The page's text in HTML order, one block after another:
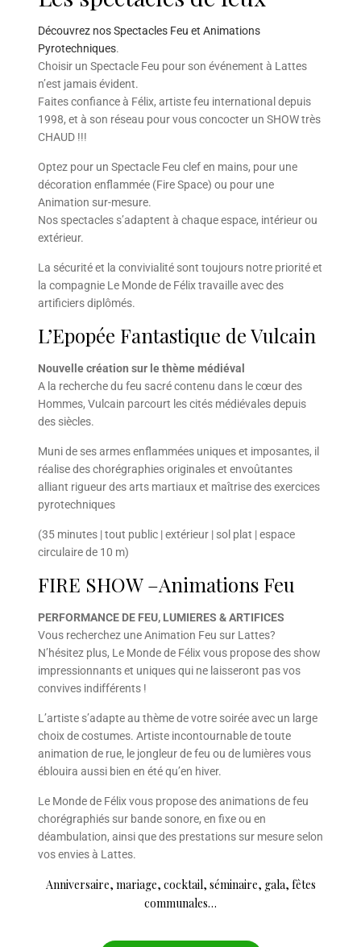
Découvrez nos Spectacles Feu et Animations
Pyrotechniques.
Choisir un Spectacle Feu pour son événement à Lattes
n’est jamais évident.
Faites confiance à Félix, artiste feu international depuis
1998, et à son réseau pour vous concocter un SHOW très
CHAUD !!!
Optez pour un Spectacle Feu clef en mains, pour une
décoration enflammée (Fire Space) ou pour une
Animation sur-mesure.
Nos spectacles s’adaptent à chaque espace, intérieur ou
extérieur.
La sécurité et la convivialité sont toujours notre priorité et
la compagnie Le Monde de Félix travaille avec des
artificiers diplômés.
L’Epopée Fantastique de Vulcain
Nouvelle création sur le thème médiéval
A la recherche du feu sacré contenu dans le cœur des
Hommes, Vulcain parcourt les cités médiévales depuis
des siècles.
Muni de ses armes enflammées uniques et imposantes, il
réalise des chorégraphies originales et envoûtantes
alliant rigueur des arts martiaux et maîtrise des exercices
pyrotechniques
(35 minutes | tout public | extérieur | sol plat | espace
circulaire de 10 m)
FIRE SHOW –Animations Feu
PERFORMANCE DE FEU, LUMIERES & ARTIFICES
Vous recherchez une Animation Feu sur Lattes?
N’hésitez plus, Le Monde de Félix vous propose des show
impressionnants et uniques qui ne laisseront pas vos
convives indifférents !
L’artiste s’adapte au thème de votre soirée avec un large
choix de costumes. Artiste incontournable de toute
animation de rue, le jongleur de feu ou de lumières vous
éblouira aussi bien en été qu’en hiver.
Le Monde de Félix vous propose des animations de feu
chorégraphiés sur bande sonore, en fixe ou en
déambulation, ainsi que des prestations sur mesure selon
vos envies à Lattes.
Anniversaire, mariage, cocktail, séminaire, gala, fêtes
communales…